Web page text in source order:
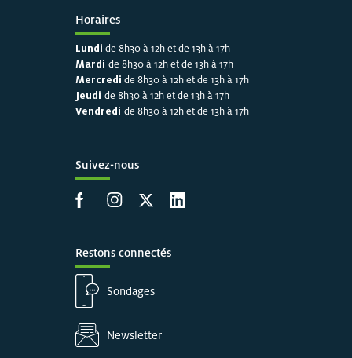
Horaires
Lundi de 8h30 à 12h et de 13h à 17h
Mardi de 8h30 à 12h et de 13h à 17h
Mercredi de 8h30 à 12h et de 13h à 17h
Jeudi de 8h30 à 12h et de 13h à 17h
Vendredi de 8h30 à 12h et de 13h à 17h
Suivez-nous
Accéder à la page Facebook
Accéder à la page Instagram
Accéder à la page X
Accéder à LinkedIn
Restons connectés
Sondages
Newsletter